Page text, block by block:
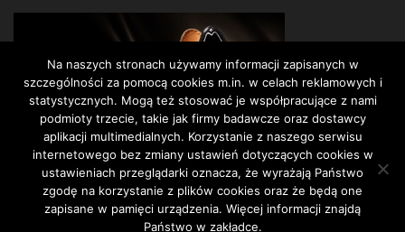
Na naszych stronach używamy informacji zapisanych w
szczególności za pomocą cookies m.in. w celach reklamowych i
statystycznych. Mogą też stosować je współpracujące z nami
podmioty trzecie, takie jak firmy badawcze oraz dostawcy
aplikacji multimedialnych. Korzystanie z naszego serwisu
internetowego bez zmiany ustawień dotyczących cookies w
ustawieniach przeglądarki oznacza, że wyrażają Państwo
zgodę na korzystanie z plików cookies oraz że będą one
zapisane w pamięci urządzenia. Więcej informacji znajdą
Państwo w zakładce.